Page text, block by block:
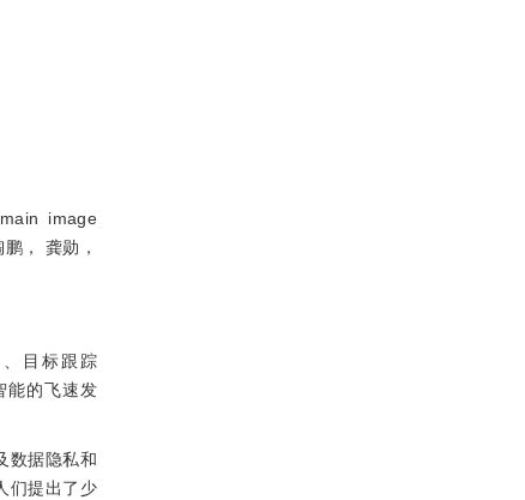
image
， 龚勋，
、目标跟踪
能的飞速发
数据隐私和
们提出了少